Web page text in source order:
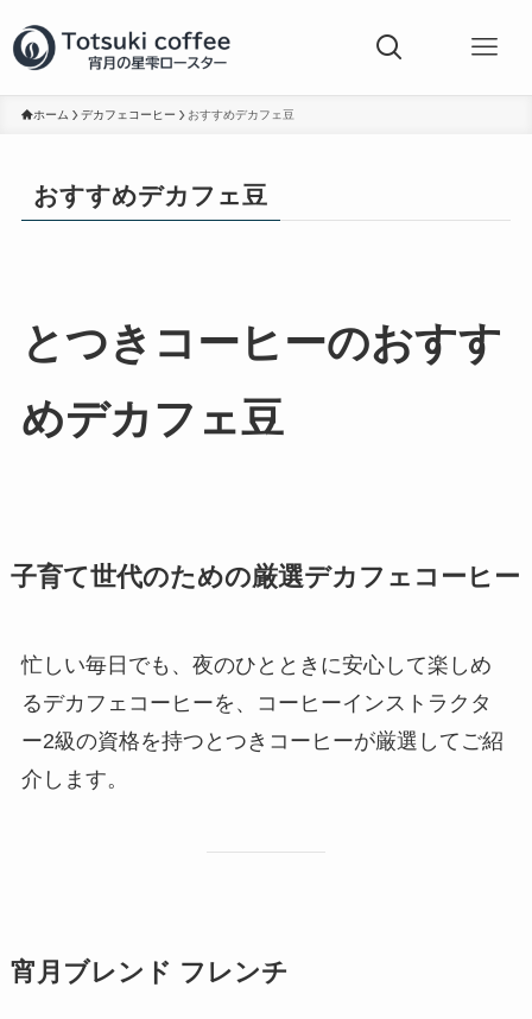
ホーム デカフェコーヒー おすすめデカフェ豆
おすすめデカフェ豆
とつきコーヒーのおすす
めデカフェ豆
子育て世代のための厳選デカフェコーヒー
忙しい毎日でも、夜のひとときに安心して楽しめ
るデカフェコーヒーを、コーヒーインストラクタ
ー2級の資格を持つとつきコーヒーが厳選してご紹
介します。
宵月ブレンド フレンチ